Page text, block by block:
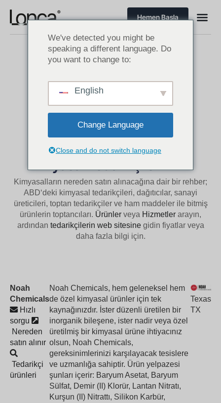
Hemen Başla
Kimyasal Tedarikçileri ABD
Amerika’da Kimyasal Sektörü Müşterileri
Kimyasalların nereden satın alınacağına dair bir rehber;
ABD‘deki kimyasal tedarikçileri, dağıtıcılar, sanayi
üreticileri, toptan tedarikçiler ve ham maddeler ile bitmiş
ürünlerin toptancıları. Ürünler veya Hizmetler arayın,
ardından tedarikçilerin web sitesinegidin fiyatlar veya
daha fazla bilgi için.
Noah
Chemicals
Hızlı
sorgu
Nereden
satın alınır
Tedarikçi
ürünleri
Noah Chemicals, hem geleneksel hem
de özel kimyasal ürünler için tek
kaynağınızdır. İster düzenli üretilen bir
inorganik bileşene, ister nadir veya özel
üretilmiş bir kimyasal ürüne ihtiyacınız
olsun, Noah Chemicals,
gereksinimlerinizi karşılayacak tesislere
ve uzmanlığa sahiptir. Ürün yelpazesi
şunları içerir: Baryum Asetat, Baryum
Sülfat, Demir (II) Klorür, Lantan Nitratı,
Kurşun (II) Nitrattı, Silikon Karbür,
Texas
TX
We've detected you might be
speaking a different language. Do
you want to change to:
English
Change Language
Close and do not switch language